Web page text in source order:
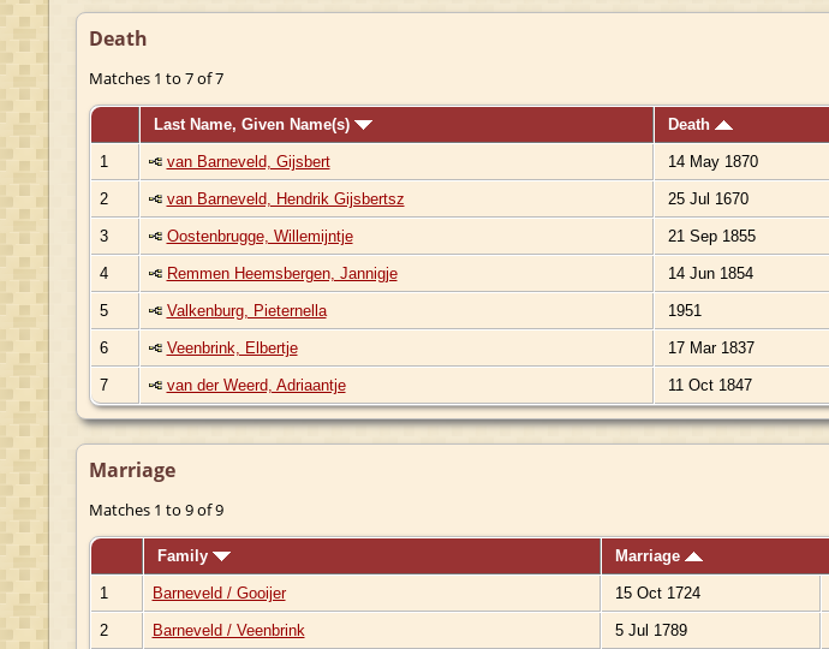
Death
Matches 1 to 7 of 7
Last Name, Given Name(s) Death
1 van Barneveld, Gijsbert 14 May 1870
2 van Barneveld, Hendrik Gijsbertsz 25 Jul 1670
3 Oostenbrugge, Willemijntje 21 Sep 1855
4 Remmen Heemsbergen, Jannigje 14 Jun 1854
5 Valkenburg, Pieternella 1951
6 Veenbrink, Elbertje 17 Mar 1837
7 van der Weerd, Adriaantje 11 Oct 1847
Marriage
Matches 1 to 9 of 9
Family Marriage
1 Barneveld / Gooijer 15 Oct 1724
2 Barneveld / Veenbrink 5 Jul 1789